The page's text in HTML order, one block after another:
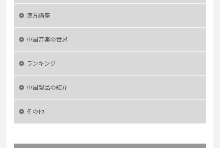
漢方講座
中国音楽の世界
ランキング
中国製品の紹介
その他